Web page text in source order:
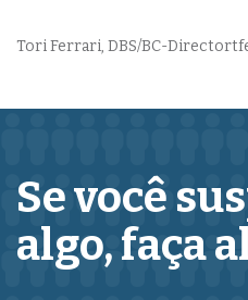
Tori Ferrari, DBS/BC-
Se você
algo,faça